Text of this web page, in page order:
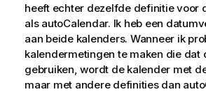
heeft echter dezelfde definitie voor
als autoCalendar. Ik heb een
aan beide kalenders. Wanneer ik
kalendermetingen te maken die dat
gebruiken, wordt de kalender met
maar met andere definities dan